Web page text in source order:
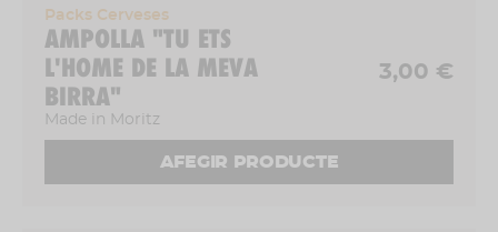
Packs Cerveses
AMPOLLA "TU ETS
L'HOME DE LA MEVA
BIRRA"
Made in Moritz
3,00 €
AFEGIR PRODUCTE